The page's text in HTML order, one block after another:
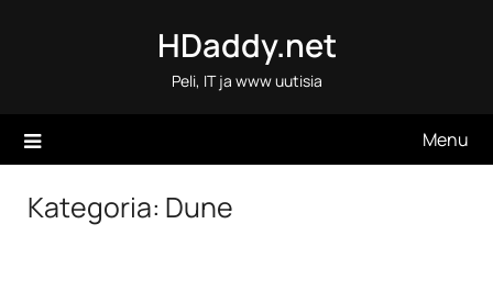
HDaddy.net
Peli, IT ja www uutisia
Menu
Kategoria: Dune